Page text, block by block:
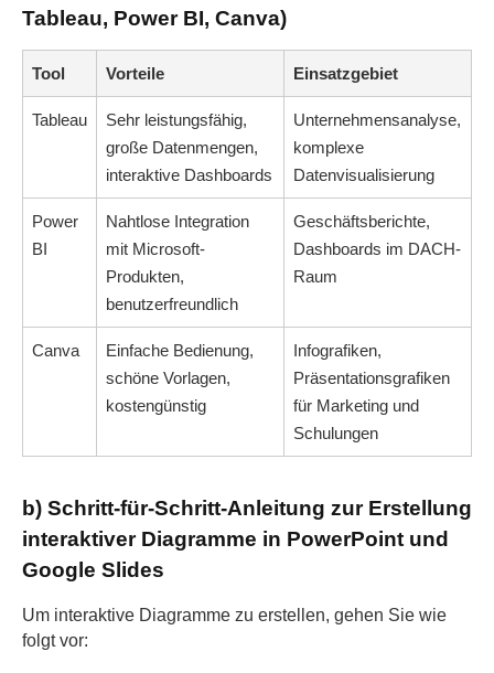
Tableau, Power BI, Canva)
Tool Vorteile Einsatzgebiet
Tableau
Sehr leistungsfähig,
große Datenmengen,
interaktive Dashboards
Unternehmensanalyse,
komplexe
Datenvisualisierung
Power
BI
Nahtlose Integration
mit Microsoft-
Produkten,
benutzerfreundlich
Geschäftsberichte,
Dashboards im DACH-
Raum
Canva
Einfache Bedienung,
schöne Vorlagen,
kostengünstig
Infografiken,
Präsentationsgrafiken
für Marketing und
Schulungen
b) Schritt-für-Schritt-Anleitung zur Erstellung
interaktiver Diagramme in PowerPoint und
Google Slides
Um interaktive Diagramme zu erstellen, gehen Sie wie
folgt vor: